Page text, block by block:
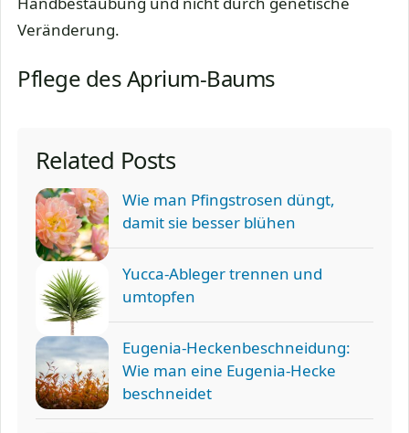
Veränderung.
Pflege des Aprium-Baums
Related Posts
Wie man Pfingstrosen düngt,
damit sie besser blühen
Yucca-Ableger trennen und
umtopfen
Eugenia-Heckenbeschneidung:
Wie man eine Eugenia-Hecke
beschneidet